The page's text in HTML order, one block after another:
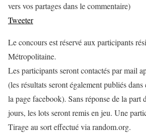
vers vos partages dans le commentaire)
Tweeter
Le concours est réservé aux participants
Métropolitaine.
Les participants seront contactés par mail
(les résultats seront également publiés
la page facebook). Sans réponse de la part
jours, les lots seront remis en jeu. Une
Tirage au sort effectué via random.org.